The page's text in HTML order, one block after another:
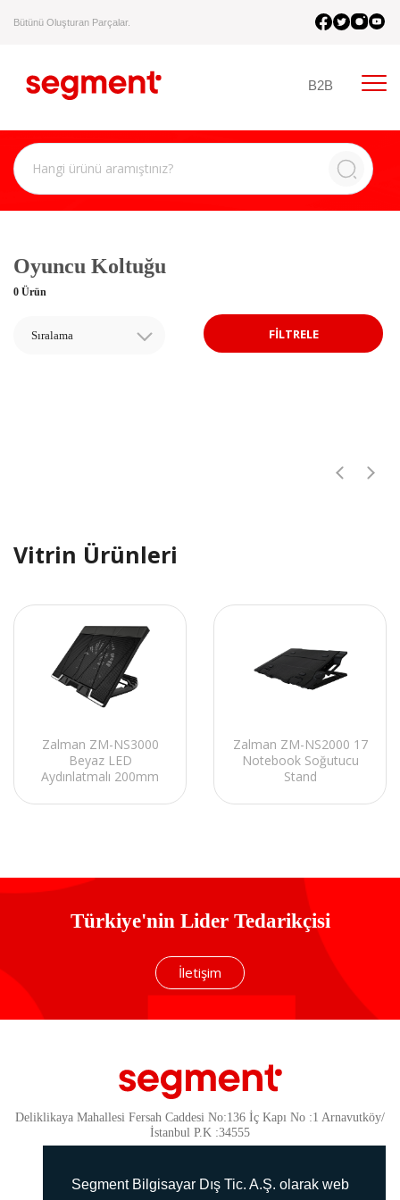
Segment Bilgisayar Dış Tic. A.Ş. olarak web
Bütünü Oluşturan Parçalar.
B2B
Oyuncu Koltuğu
FİLTRELE
0 Ürün
Sıralama
Vitrin Ürünleri
Zalman ZM-NS3000
Beyaz LED
Aydınlatmalı 200mm
Soğutucu Stand
Zalman ZM-NS2000 17
Notebook Soğutucu
Stand
Türkiye'nin Lider Tedarikçisi
İletişim
Deliklikaya Mahallesi Fersah Caddesi No:136 İç Kapı No :1 Arnavutköy/
İstanbul P.K :34555
Güvenlik
KVKK Politikamız